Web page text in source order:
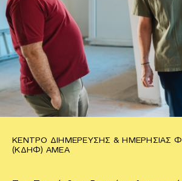
ΚΈΝΤΡΟ ΔΙΗΜΈΡΕΥΣΗΣ & ΗΜΕΡΉΣΙΑΣ
(ΚΔΗΦ) ΑΜΕΑ